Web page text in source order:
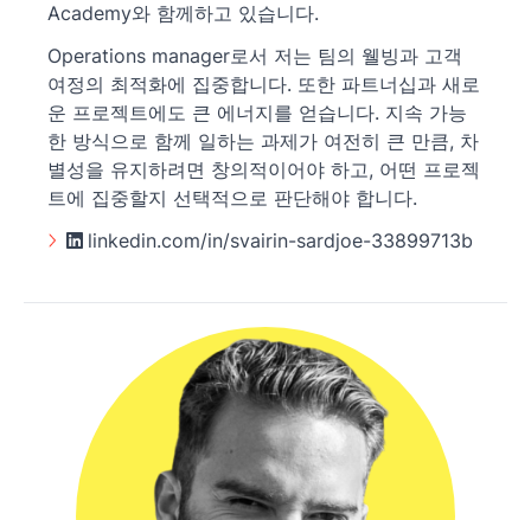
Academy와 함께하고 있습니다.
Operations manager로서 저는 팀의 웰빙과 고객
여정의 최적화에 집중합니다. 또한 파트너십과 새로
운 프로젝트에도 큰 에너지를 얻습니다. 지속 가능
한 방식으로 함께 일하는 과제가 여전히 큰 만큼, 차
별성을 유지하려면 창의적이어야 하고, 어떤 프로젝
트에 집중할지 선택적으로 판단해야 합니다.
linkedin.com/in/svairin-sardjoe-33899713b